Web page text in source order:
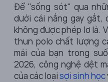
Để "sống sót" qua
dưới cái nắng gay gắt,
không được phép lơ là.
thun polo chất lượng
mái của bạn trong
2026, công nghệ dệt
của các loạisợi sinh học